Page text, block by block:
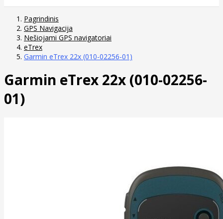
Pagrindinis
GPS Navigacija
Nešiojami GPS navigatoriai
eTrex
Garmin eTrex 22x (010-02256-01)
Garmin eTrex 22x (010-02256-
01)